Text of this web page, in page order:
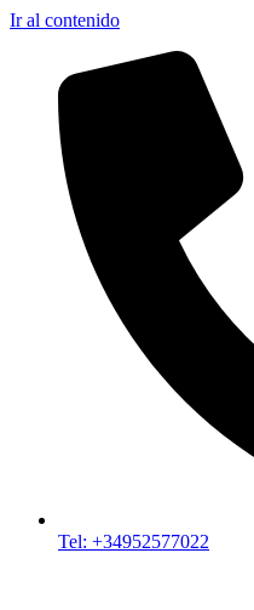
Ir al contenido
Tel: +34952577022